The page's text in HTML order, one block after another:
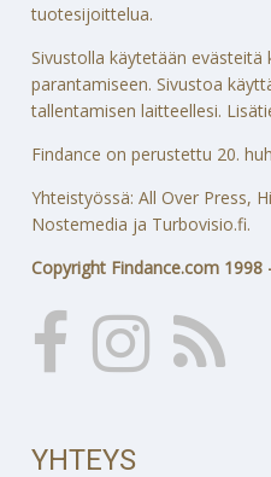
tuotesijoittelua.
Sivustolla käytetään
parantamiseen. Sivustoa
tallentamisen laitteellesi.
Findance on perustettu 20.
Yhteistyössä: All Over Press,
Nostemedia ja Turbovisio.fi.
Copyright Findance.com 1998
YHTEYS